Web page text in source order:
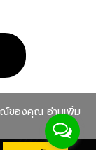
รณ์ของคุณ อ่านเพิ่ม